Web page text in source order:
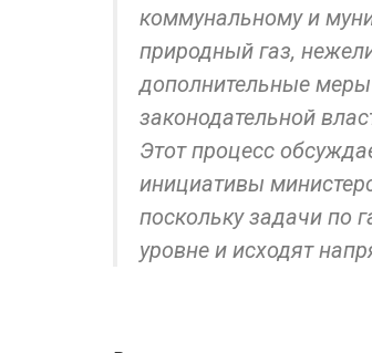
коммунальному и
природный газ,
дополнительные меры
законодательной
Этот процесс
инициативы
поскольку задачи по
уровне и исходят